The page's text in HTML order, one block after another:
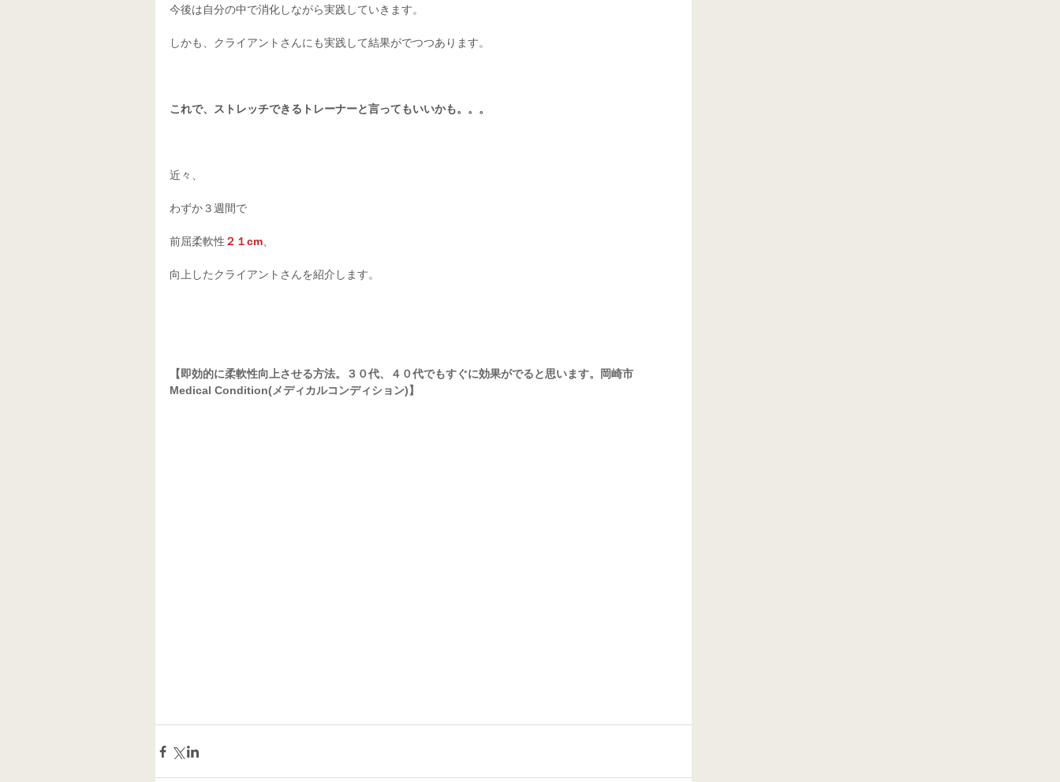
今後は自分の中で消化しながら実践していきます。
しかも、クライアントさんにも実践して結果がでつつあります。
これで、ストレッチできるトレーナーと言ってもいいかも。。。
近々、
わずか３週間で
前屈柔軟性 ２１cm
向上したクライアントさんを紹介します。
【即効的に柔軟性向上させる方法。３０代、４０代でもすぐに効果がでると思います。岡崎市
Medical Condition(メディカルコンディション)】